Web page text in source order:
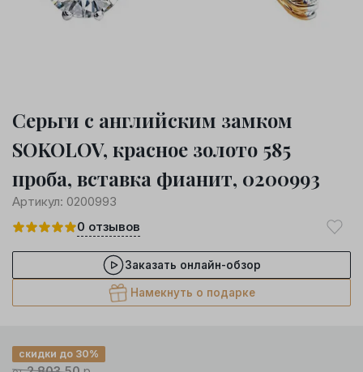
Серьги с английским замком
SOKOLOV, красное золото 585
проба, вставка фианит, 0200993
Артикул: 0200993
0 отзывов
Заказать онлайн-обзор
Намекнуть о подарке
скидки до 30%